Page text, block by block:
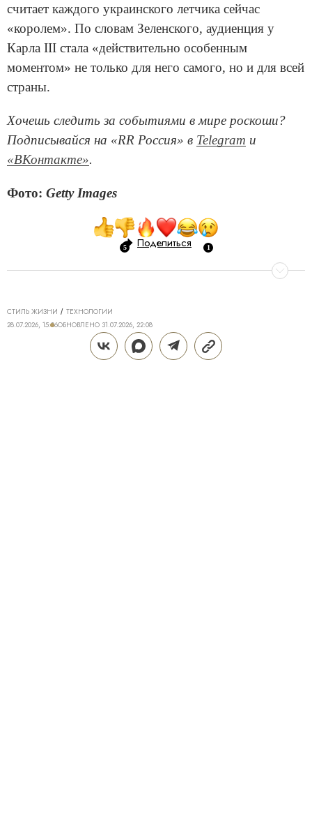
считает каждого украинского летчика сейчас
«королем». По словам Зеленского, аудиенция у
Карла III стала «действительно особенным
моментом» не только для него самого, но и для всей
страны.
Хочешь следить за событиями в мире роскоши?
Подписывайся на «RR Россия» в Telegram и
«ВКонтакте».
Фото: Getty Images
Поделиться
СТИЛЬ ЖИЗНИ
ТЕХНОЛОГИИ
28.07.2026, 15:06ОБНОВЛЕНО 31.07.2026, 22:08
ТЕХНОЛОГИИ DREAME ДЛЯ
ИДЕАЛЬНОГО ДОМА: КАК Z40